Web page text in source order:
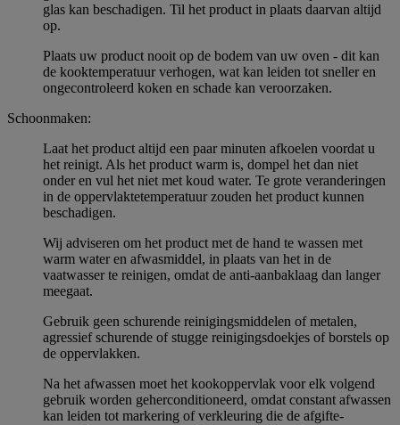
glas kan beschadigen. Til het product in plaats daarvan altijd
op.
Plaats uw product nooit op de bodem van uw oven - dit kan
de kooktemperatuur verhogen, wat kan leiden tot sneller en
ongecontroleerd koken en schade kan veroorzaken.
Schoonmaken:
Laat het product altijd een paar minuten afkoelen voordat u
het reinigt. Als het product warm is, dompel het dan niet
onder en vul het niet met koud water. Te grote veranderingen
in de oppervlaktetemperatuur zouden het product kunnen
beschadigen.
Wij adviseren om het product met de hand te wassen met
warm water en afwasmiddel, in plaats van het in de
vaatwasser te reinigen, omdat de anti-aanbaklaag dan langer
meegaat.
Gebruik geen schurende reinigingsmiddelen of metalen,
agressief schurende of stugge reinigingsdoekjes of borstels op
de oppervlakken.
Na het afwassen moet het kookoppervlak voor elk volgend
gebruik worden geherconditioneerd, omdat constant afwassen
kan leiden tot markering of verkleuring die de afgifte-